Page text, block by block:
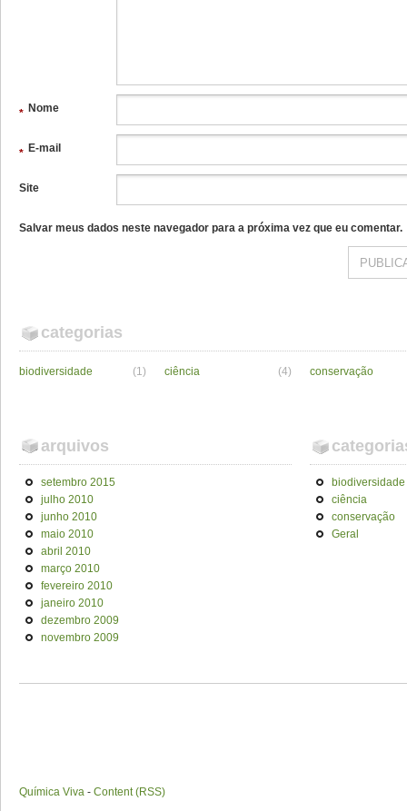
Nome
*
E-mail
*
Site
Salvar meus dados neste navegador para a próxima vez que eu comentar.
categorias
biodiversidade (1) ciência (4) conservação
arquivos
setembro 2015
julho 2010
junho 2010
maio 2010
abril 2010
março 2010
fevereiro 2010
janeiro 2010
dezembro 2009
novembro 2009
biodiversidade
ciência
conservação
Geral
Química Viva - Content (RSS)